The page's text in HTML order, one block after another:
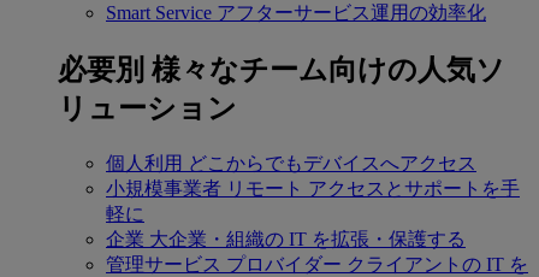
Smart Service アフターサービス運用の効率化
必要別 様々なチーム向けの人気ソ
リューション
個人利用 どこからでもデバイスへアクセス
小規模事業者 リモート アクセスとサポートを手
軽に
企業 大企業・組織の IT を拡張・保護する
管理サービス プロバイダー クライアントの IT を